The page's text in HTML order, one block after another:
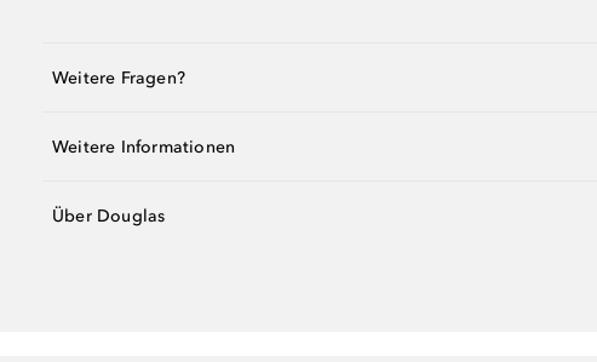
Weitere Fragen?
Weitere Informationen
Über Douglas